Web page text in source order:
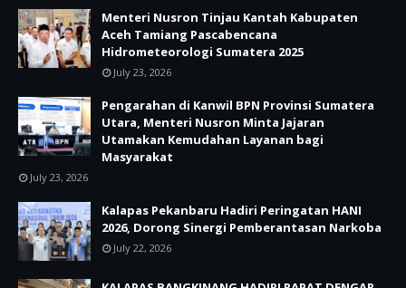
Menteri Nusron Tinjau Kantah Kabupaten
Aceh Tamiang Pascabencana
Hidrometeorologi Sumatera 2025
July 23, 2026
Pengarahan di Kanwil BPN Provinsi Sumatera
Utara, Menteri Nusron Minta Jajaran
Utamakan Kemudahan Layanan bagi
Masyarakat
July 23, 2026
Kalapas Pekanbaru Hadiri Peringatan HANI
2026, Dorong Sinergi Pemberantasan Narkoba
July 22, 2026